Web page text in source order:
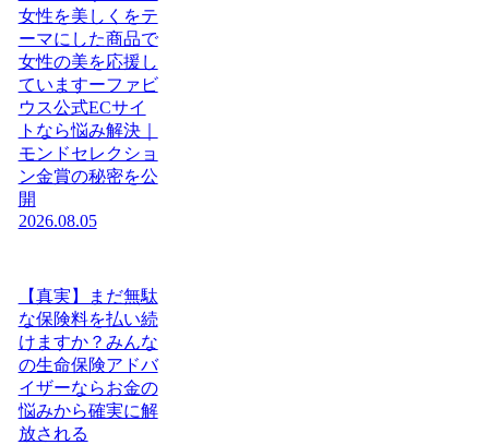
女性を美しくをテ
ーマにした商品で
女性の美を応援し
ていますーファビ
ウス公式ECサイ
トなら悩み解決｜
モンドセレクショ
ン金賞の秘密を公
開
2026.08.05
【真実】まだ無駄
な保険料を払い続
けますか？みんな
の生命保険アドバ
イザーならお金の
悩みから確実に解
放される